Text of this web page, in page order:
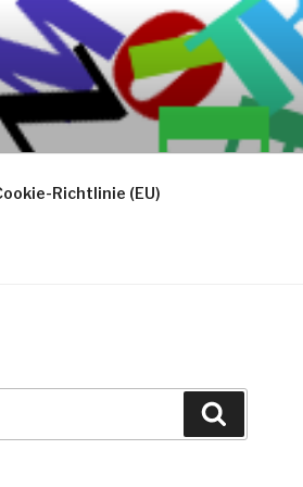
Richtlinie (EU)